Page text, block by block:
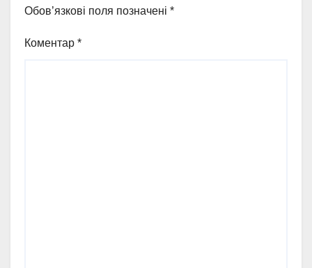
Обов’язкові поля позначені *
Коментар *